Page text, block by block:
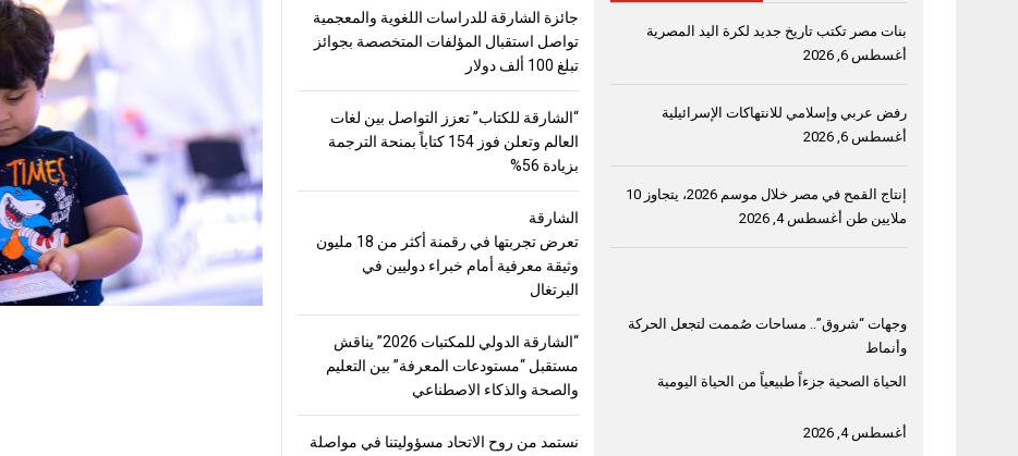
جائزة الشارقة للدراسات اللغوية والمعجمية
تواصل استقبال المؤلفات المتخصصة بجوائز
تبلغ 100 ألف دولار
“الشارقة للكتاب” تعزز التواصل بين لغات
العالم وتعلن فوز 154 كتاباً بمنحة الترجمة
بزيادة 56%
الشارقة
تعرض تجربتها في رقمنة أكثر من 18 مليون
وثيقة معرفية أمام خبراء دوليين في
البرتغال
“الشارقة الدولي للمكتبات 2026” يناقش
مستقبل “مستودعات المعرفة” بين التعليم
والصحة والذكاء الاصطناعي
نستمد من روح الاتحاد مسؤوليتنا في مواصلة
بنات مصر تكتب تاريخ جديد لكرة اليد المصرية
أغسطس 6, 2026
رفض عربي وإسلامي للانتهاكات الإسرائيلية
أغسطس 6, 2026
إنتاج القمح في مصر خلال موسم 2026، يتجاوز 10
ملايين طن أغسطس 4, 2026
وجهات “شروق”.. مساحات صُممت لتجعل الحركة
وأنماط
الحياة الصحية جزءاً طبيعياً من الحياة اليومية
أغسطس 4, 2026